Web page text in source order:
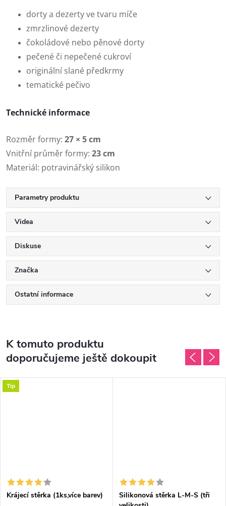
dorty a dezerty ve tvaru míče
zmrzlinové dezerty
čokoládové nebo pěnové dorty
pečené či nepečené cukroví
originální slané předkrmy
tematické pečivo
Technické informace
Rozměr formy: 27 × 5 cm
Vnitřní průměr formy: 23 cm
Materiál: potravinářský silikon
Parametry produktu
Videa
Diskuse
Značka
Ostatní informace
K tomuto produktu
doporučujeme ještě dokoupit
Tip
Krájecí stěrka (1ks,více barev)
Silikonová stěrka L-M-S (tři